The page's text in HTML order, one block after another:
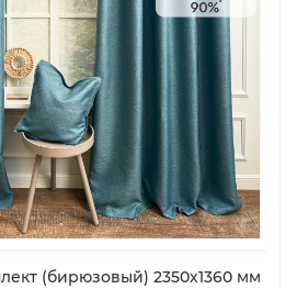
(бирюзовый) 2350х1360 мм